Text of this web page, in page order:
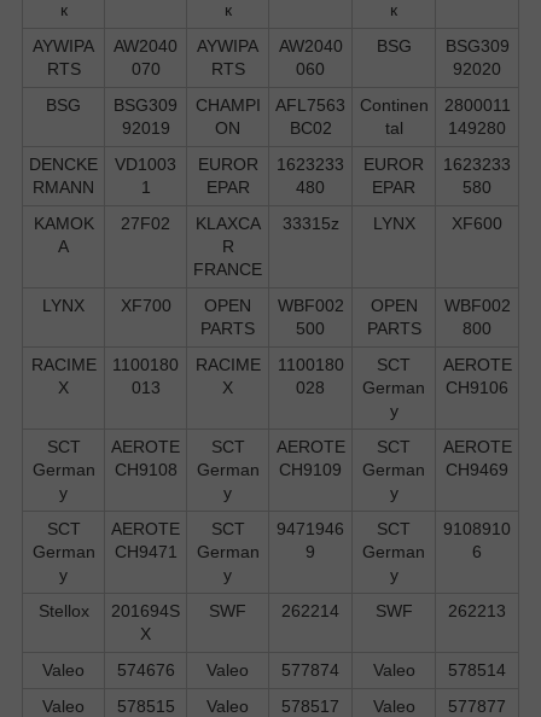
к к
к
AYWIPA
RTS
AW2040
070
AYWIPA
RTS
AW2040
060
BSG
BSG309
92020
BSG
BSG309
92019
CHAMPI
ON
AFL7563
BC02
Continen
tal
2800011
149280
DENCKE
RMANN
VD1003
1
EUROR
EPAR
1623233
480
EUROR
EPAR
1623233
580
KAMOK
A
27F02
KLAXCA
R
FRANCE
33315z LYNX XF600
LYNX XF700
OPEN
PARTS
WBF002
500
OPEN
PARTS
WBF002
800
RACIME
X
1100180
013
RACIME
X
1100180
028
SCT
German
y
AEROTE
CH9106
SCT
German
y
AEROTE
CH9108
SCT
German
y
AEROTE
CH9109
SCT
German
y
AEROTE
CH9469
SCT
German
y
AEROTE
CH9471
SCT
German
y
9471946
9
SCT
German
y
9108910
6
Stellox
201694S
X
SWF 262214 SWF 262213
Valeo 574676 Valeo 577874 Valeo
578514
Valeo
578515 Valeo 578517 Valeo
577877